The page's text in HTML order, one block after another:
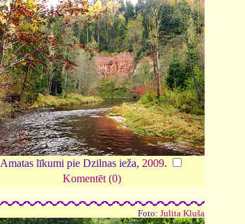
Amatas līkumi pie Dzilnas ieža, 2009.
Komentēt (0)
Foto: Julita Kluša